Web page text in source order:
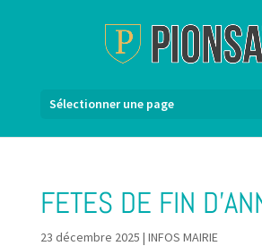
Sélectionner une page
FETES DE FIN
23 décembre 2025 | INFOS MAIRIE